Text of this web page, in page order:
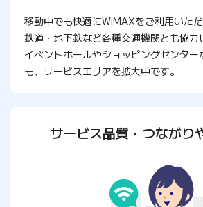
移動中でも快適にWiMAXをご利用いた
鉄道・地下鉄など各種交通機関とも協力
イベントホールやショッピングセンター
も、サービスエリアを拡大中です。
サービス品質・つながり